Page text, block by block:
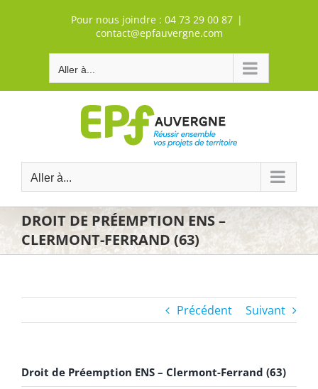
Pour nous joindre : 04 73 29 00 87 |
contact@epfauvergne.com
Aller à...
Aller à...
DROIT DE PRÉEMPTION ENS –
CLERMONT-FERRAND (63)
Précédent Suivant
Droit de Préemption ENS – Clermont-Ferrand (63)